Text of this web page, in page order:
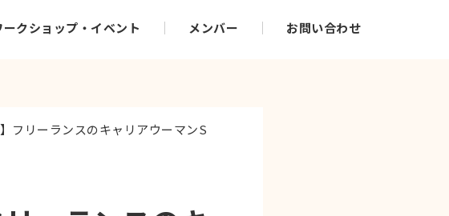
ークショップ・イベント メンバー お問い合わせ
】フリーランスのキャリアウーマンS